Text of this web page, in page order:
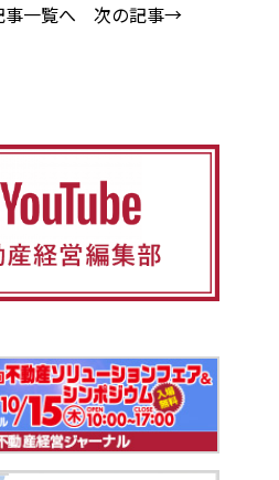
事一覧へ 次の記事→